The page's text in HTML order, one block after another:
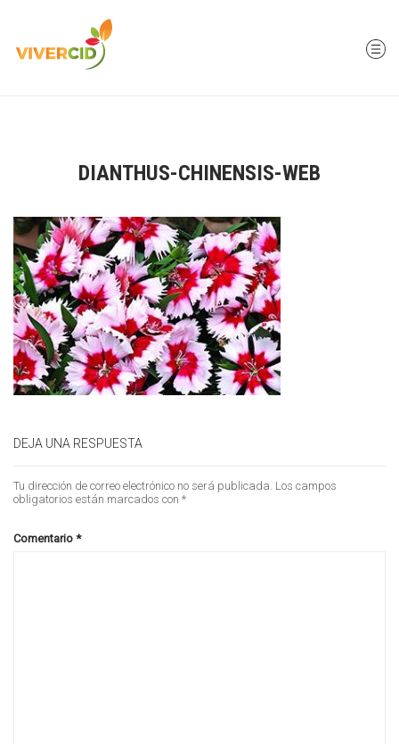
DIANTHUS-CHINENSIS-WEB
DEJA UNA RESPUESTA
Tu dirección de correo electrónico no será publicada. Los campos
obligatorios están marcados con *
Comentario *